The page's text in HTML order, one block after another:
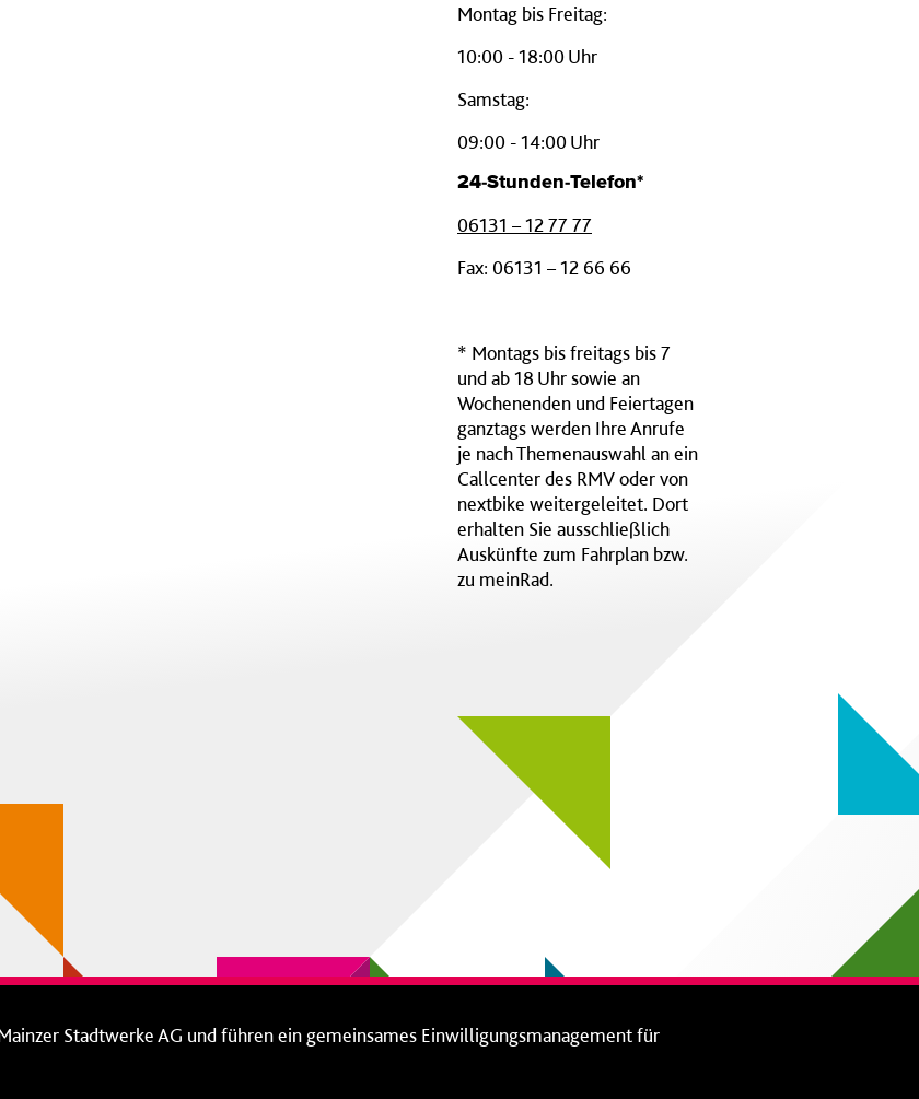
Montag bis Freitag:
10:00 - 18:00 Uhr
Samstag:
09:00 - 14:00 Uhr
24-Stunden-Telefon*
06131 – 12 77 77
Fax: 06131 – 12 66 66
* Montags bis freitags bis 7
und ab 18 Uhr sowie an
Wochenenden und Feiertagen
ganztags werden Ihre Anrufe
je nach Themenauswahl an ein
Callcenter des RMV oder von
nextbike weitergeleitet. Dort
erhalten Sie ausschließlich
Auskünfte zum Fahrplan bzw.
zu meinRad.
Stadtwerke AG und führen ein gemeinsames Einwilligungsmanagement für